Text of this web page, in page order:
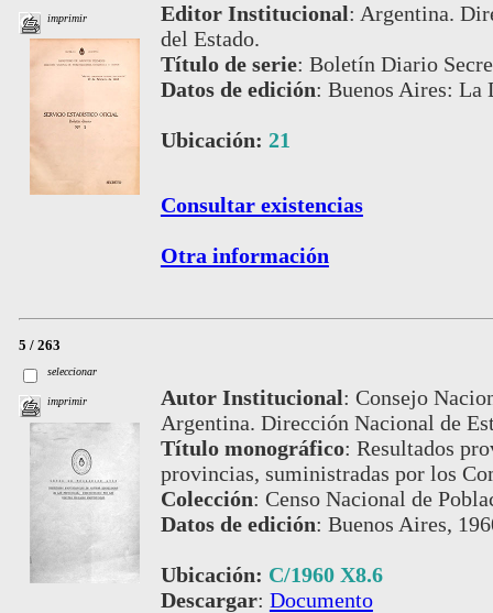
imprimir Editor Institucional: Argentina.
del Estado.
Título de serie: Boletín Diario
Datos de edición: Buenos Aires: La
Ubicación: 21
Consultar existencias
Otra información
5 / 263
seleccionar
imprimir Autor Institucional: Consejo
Argentina. Dirección Nacional de
Título monográfico: Resultados
provincias, suministradas por los
Colección: Censo Nacional de
Datos de edición: Buenos Aires,
Ubicación: C/1960 X8.6
Descargar: Documento